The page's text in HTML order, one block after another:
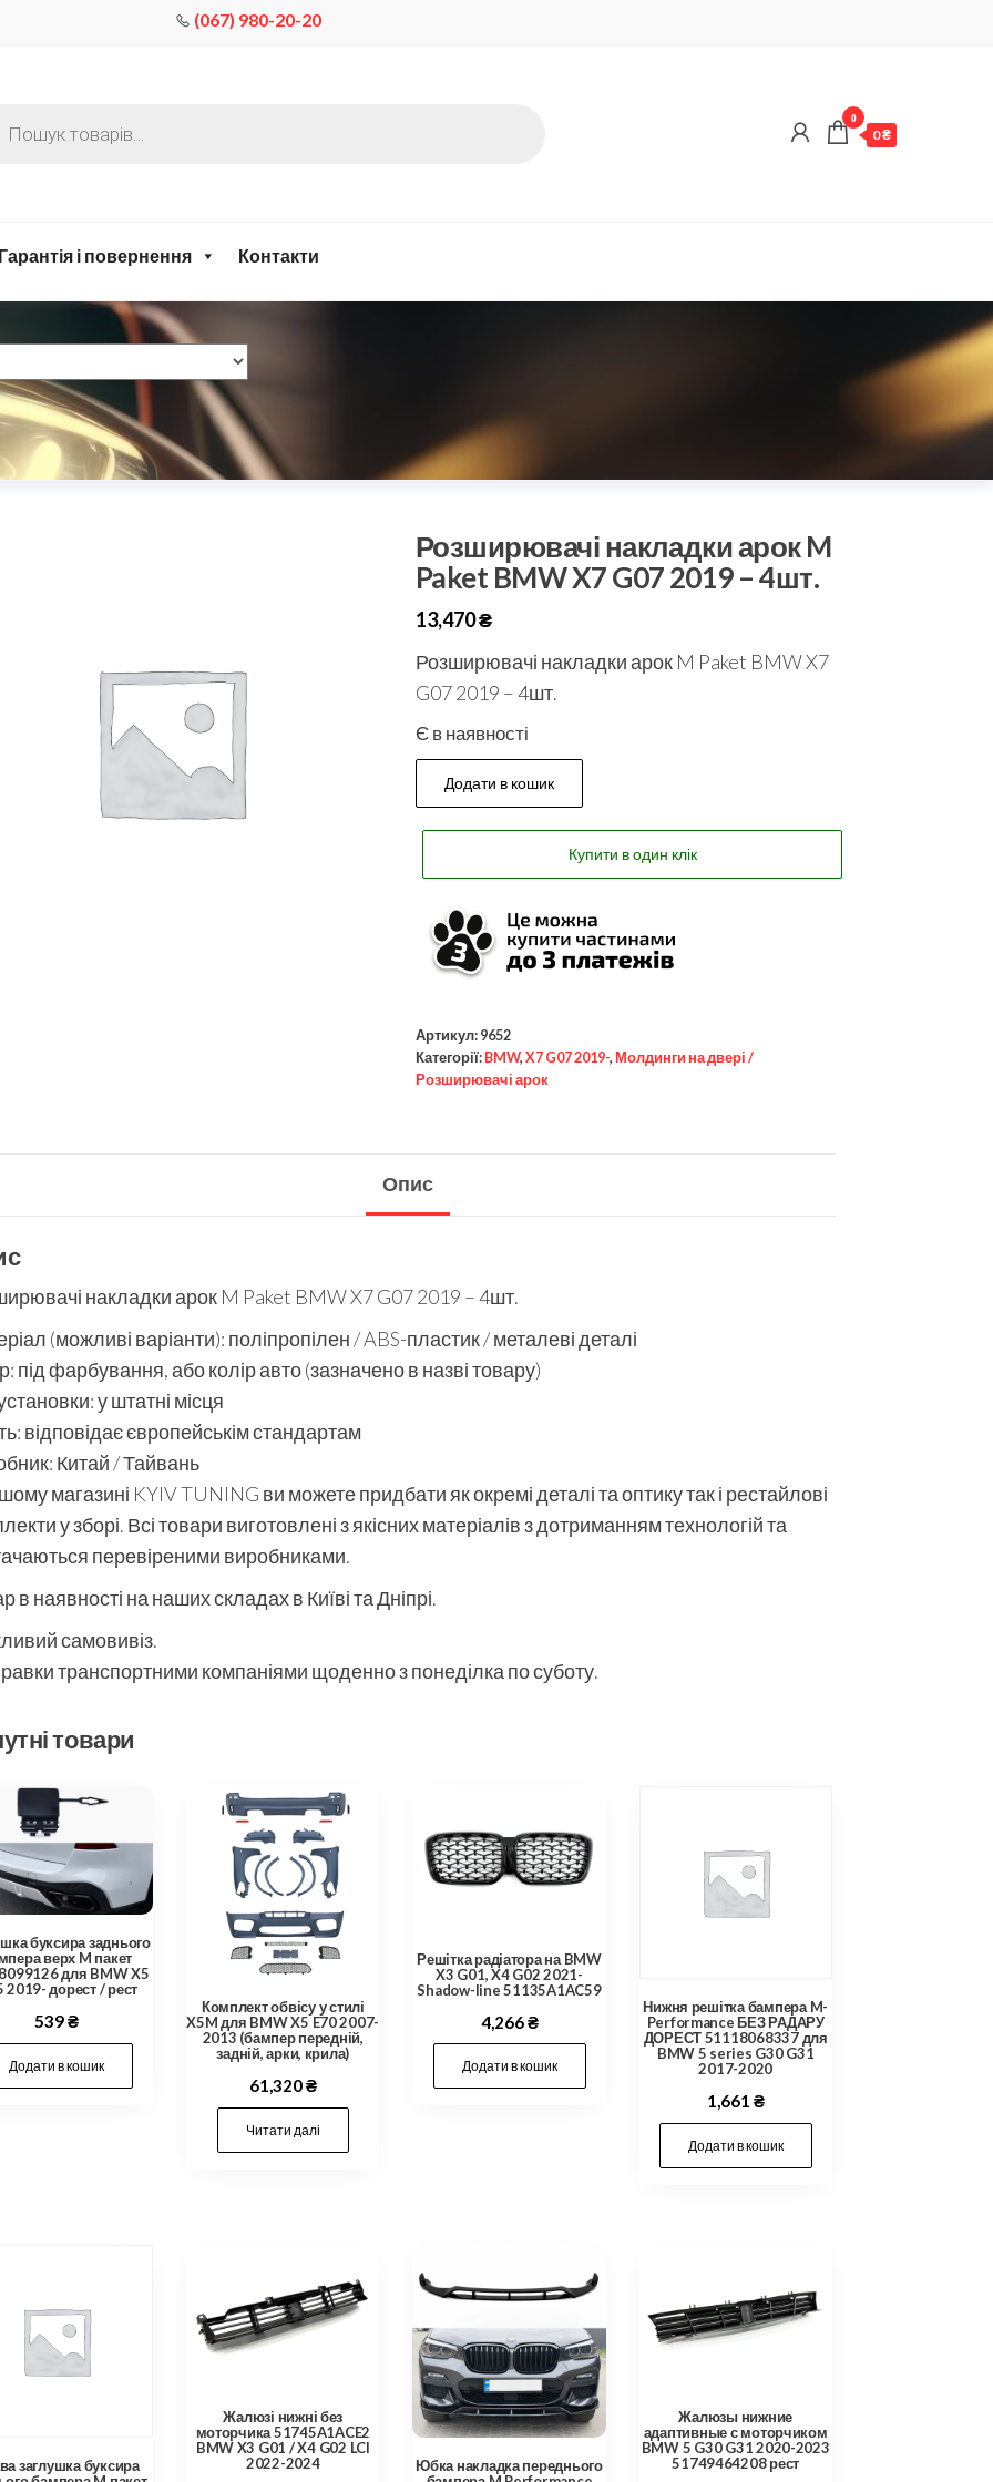
(067) 980-20-20
0
0 ₴
Гарантія і повернення Контакти
Розширювачі накладки арок M
Paket BMW X7 G07 2019 – 4шт.
13,470₴
Розширювачі накладки арок M Paket BMW X7
G07 2019 – 4шт.
Є в наявності
Додати в кошик
Купити в один клік
Артикул: 9652
Категорії: BMW, X7 G07 2019-, Молдинги на двері /
Розширювачі арок
Опис
накладки арок M Paket BMW X7 G07 2019 – 4шт.
(можливі варіанти): поліпропілен / ABS-пластик / металеві деталі
під фарбування, або колір авто (зазначено в назві товару)
у штатні місця
відповідає європейськім стандартам
Китай / Тайвань
магазині KYIV TUNING ви можете придбати як окремі деталі та оптику так і рестайлові
у зборі. Всі товари виготовлені з якісних матеріалів з дотриманням технологій та
перевіреними виробниками.
в наявності на наших складах в Київі та Дніпрі.
самовивіз.
транспортними компаніями щоденно з понеділка по суботу.
товари
буксира заднього
верх M пакет
для BMW X5
2019- дорест / рест
539₴
Додати в кошик
Комплект обвісу у стилі
X5M для BMW X5 E70 2007-
2013 (бампер передній,
задній, арки, крила)
61,320₴
Читати далі
Решітка радіатора на BMW
X3 G01, X4 G02 2021-
Shadow-line 51135A1AC59
4,266₴
Додати в кошик
Нижня решітка бампера M-
Performance БЕЗ РАДАРУ
ДОРЕСТ 51118068337 для
BMW 5 series G30 G31
2017-2020
1,661 ₴
Додати в кошик
заглушка буксира
Жалюзі нижні без
моторчика 51745A1ACE2
BMW X3 G01 / X4 G02 LCI
2022-2024
Юбка накладка переднього
Жалюзы нижние
адаптивные с моторчиком
BMW 5 G30 G31 2020-2023
51749464208 рест